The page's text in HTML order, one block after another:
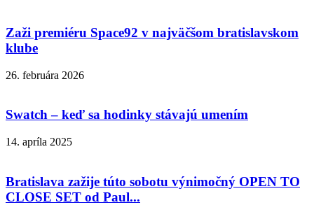
Zaži premiéru Space92 v najväčšom bratislavskom
klube
26. februára 2026
Swatch – keď sa hodinky stávajú umením
14. apríla 2025
Bratislava zažije túto sobotu výnimočný OPEN TO
CLOSE SET od Paul...